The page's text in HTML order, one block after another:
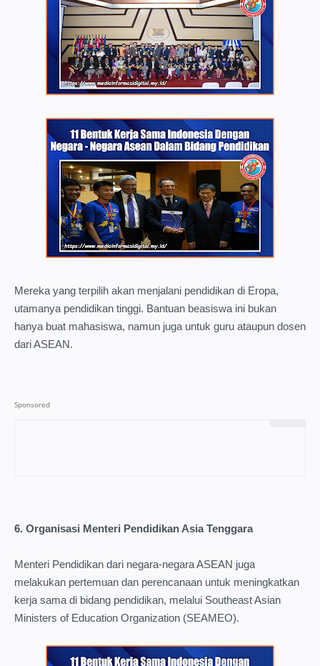
Mereka yang terpilih akan menjalani pendidikan di Eropa,
utamanya pendidikan tinggi. Bantuan beasiswa ini bukan
hanya buat mahasiswa, namun juga untuk guru ataupun dosen
dari ASEAN.
6. Organisasi Menteri Pendidikan Asia Tenggara
Menteri Pendidikan dari negara-negara ASEAN juga
melakukan pertemuan dan perencanaan untuk meningkatkan
kerja sama di bidang pendidikan, melalui Southeast Asian
Ministers of Education Organization (SEAMEO).